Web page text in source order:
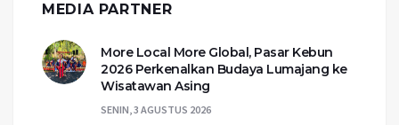
MEDIA PARTNER
More Local More Global, Pasar Kebun
2026 Perkenalkan Budaya Lumajang ke
Wisatawan Asing
SENIN, 3 AGUSTUS 2026